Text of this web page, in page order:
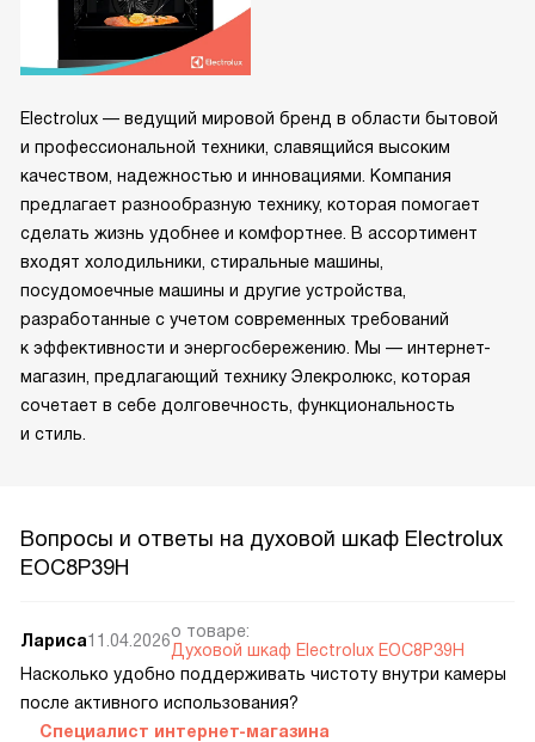
Electrolux — ведущий мировой бренд в области бытовой
и профессиональной техники, славящийся высоким
качеством, надежностью и инновациями. Компания
предлагает разнообразную технику, которая помогает
сделать жизнь удобнее и комфортнее. В ассортимент
входят холодильники, стиральные машины,
посудомоечные машины и другие устройства,
разработанные с учетом современных требований
к эффективности и энергосбережению. Мы — интернет-
магазин, предлагающий технику Элекролюкс, которая
сочетает в себе долговечность, функциональность
и стиль.
Вопросы и ответы на духовой шкаф Electrolux
EOC8P39H
Лариса11.04.2026о товаре:
Духовой шкаф Electrolux EOC8P39H
Насколько удобно поддерживать чистоту внутри камеры
после активного использования?
Специалист интернет-магазина